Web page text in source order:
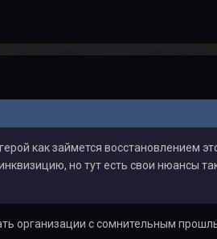
как займется восстановлением
но тут есть свои нюансы
организации с сомнительным